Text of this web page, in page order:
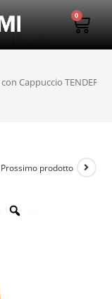
0
Cappuccio TENDER
Prossimo prodotto